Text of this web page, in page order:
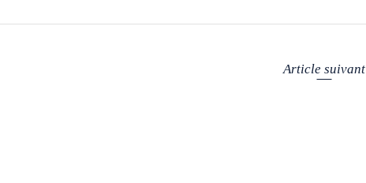
Article suivant